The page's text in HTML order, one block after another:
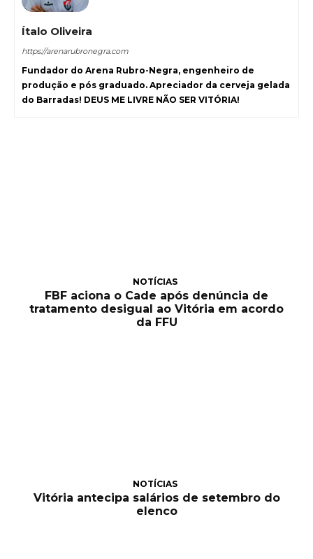
Ítalo Oliveira
https://arenarubronegra.com
Fundador do Arena Rubro-Negra, engenheiro de
produção e pós graduado. Apreciador da cerveja gelada
do Barradas! DEUS ME LIVRE NÃO SER VITÓRIA!
NOTÍCIAS
FBF aciona o Cade após denúncia de
tratamento desigual ao Vitória em acordo
da FFU
NOTÍCIAS
Vitória antecipa salários de setembro do
elenco